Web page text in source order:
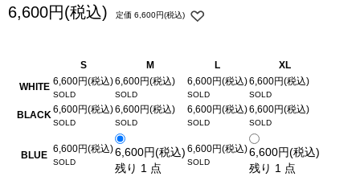
6,600円(税込) 定価 6,600円(税込)
S M L
XL
WHITE 6,600円(税込)6,600円(税込) 6,600円(税込)6,600円(税込)
BLACK 6,600円(税込)6,600円(税込) 6,600円(税込)6,600円(税込)
BLUE
6,600円(税込)6,600円(税込)
残り 1 点
6,600円(税込)6,600円(税込)
残り 1 点